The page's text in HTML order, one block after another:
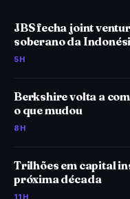
JBS fecha joint
soberano da
5H
Berkshire volta a
o que mudou
8H
Trilhões em capital
próxima década
11H